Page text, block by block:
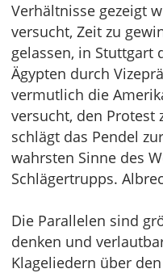
Verhältnisse gezeigt
versucht, Zeit zu
gelassen, in Stuttgart
Ägypten durch
vermutlich die
versucht, den Protest
schlägt das Pendel
wahrsten Sinne des
Schlägertrupps.
Die Parallelen sind
denken und
Klageliedern über